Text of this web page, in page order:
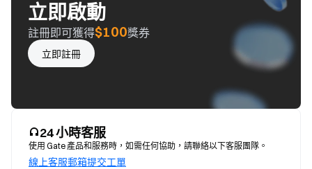
立即啟動
註冊即可獲得$100獎券
立即註冊
24 小時客服
使用 Gate 產品和服務時，如需任何協助，請聯絡以下客服團隊。
線上客服郵箱提交工單